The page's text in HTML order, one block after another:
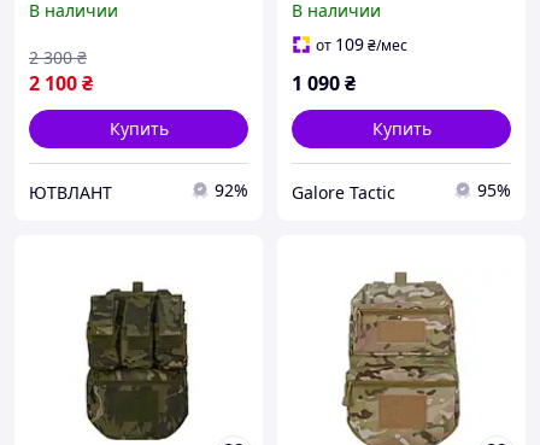
плитоноске под гидратор
В наличии
2 100₴
2 300 ₴
Купить
ЮТВЛАНТ 92%
гідратаційної медузи
В наличии
от 109₴/мес
1 090₴
Купить
Galore Tactic 95%